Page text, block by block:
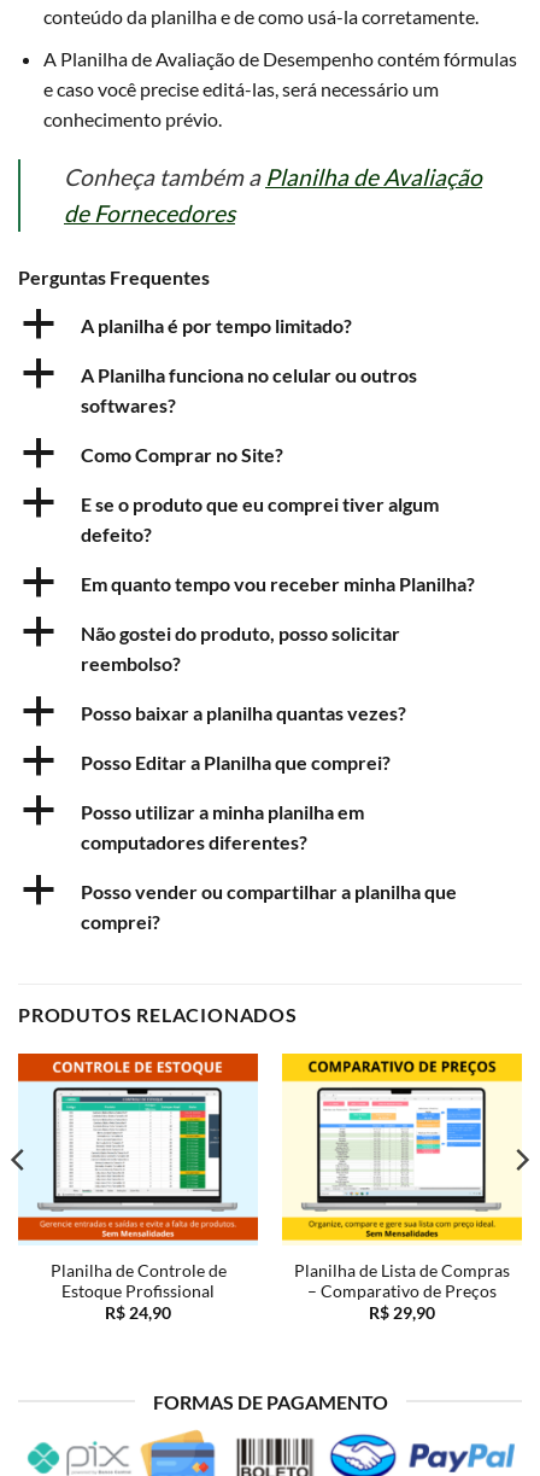
conteúdo da planilha e de como usá-la corretamente.
A Planilha de Avaliação de Desempenho contém fórmulas
e caso você precise editá-las, será necessário um
conhecimento prévio.
Conheça também a Planilha de Avaliação
de Fornecedores
Perguntas Frequentes
a A planilha é por tempo limitado?
a
A Planilha funciona no celular ou outros
softwares?
a Como Comprar no Site?
a
E se o produto que eu comprei tiver algum
defeito?
a Em quanto tempo vou receber minha Planilha?
a
Não gostei do produto, posso solicitar
reembolso?
a Posso baixar a planilha quantas vezes?
a Posso Editar a Planilha que comprei?
a
Posso utilizar a minha planilha em
computadores diferentes?
a
Posso vender ou compartilhar a planilha que
comprei?
PRODUTOS RELACIONADOS
Planilha de Controle de
Estoque Profissional
R$ 24,90
Planilha de Lista de Compras
– Comparativo de Preços
R$ 29,90
FORMAS DE PAGAMENTO